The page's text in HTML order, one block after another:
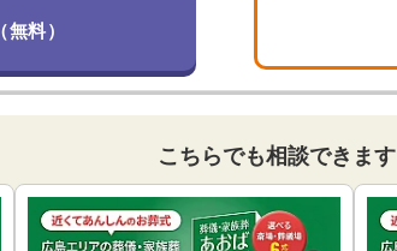
（無料）
こちらでも相談できます